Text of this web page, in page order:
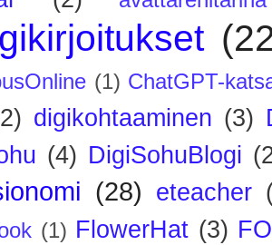
(1) ChatGPT-
digikohtaaminen (3)
(4) DigiSohuBlogi
(28) eteacher
(1) FlowerHat (3)